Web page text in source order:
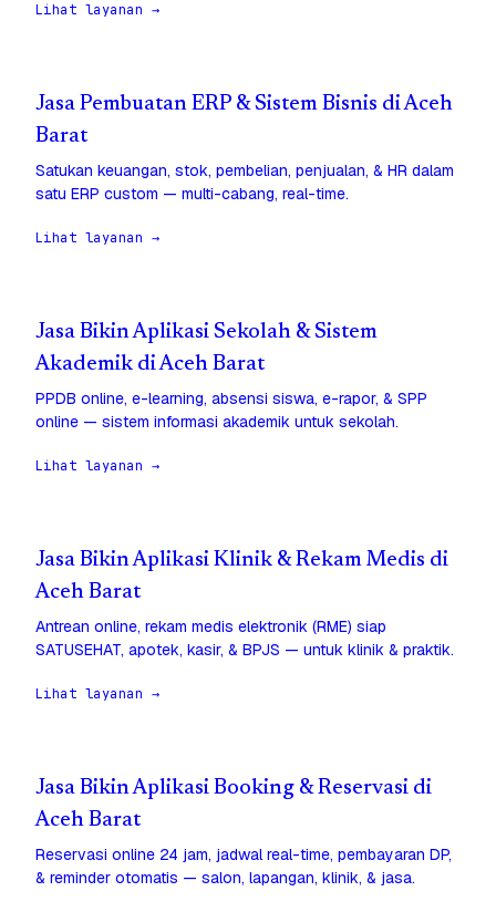
Lihat layanan →
Jasa Pembuatan ERP & Sistem Bisnis di Aceh
Barat
Satukan keuangan, stok, pembelian, penjualan, & HR dalam
satu ERP custom — multi-cabang, real-time.
Lihat layanan →
Jasa Bikin Aplikasi Sekolah & Sistem
Akademik di Aceh Barat
PPDB online, e-learning, absensi siswa, e-rapor, & SPP
online — sistem informasi akademik untuk sekolah.
Lihat layanan →
Jasa Bikin Aplikasi Klinik & Rekam Medis di
Aceh Barat
Antrean online, rekam medis elektronik (RME) siap
SATUSEHAT, apotek, kasir, & BPJS — untuk klinik & praktik.
Lihat layanan →
Jasa Bikin Aplikasi Booking & Reservasi di
Aceh Barat
Reservasi online 24 jam, jadwal real-time, pembayaran DP,
& reminder otomatis — salon, lapangan, klinik, & jasa.